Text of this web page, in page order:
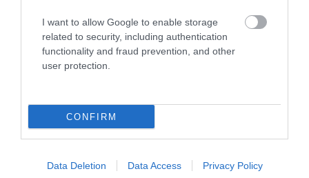
I want to allow Google to enable storage
related to security, including authentication
functionality and fraud prevention, and other
user protection.
CONFIRM
Data Deletion Data Access Privacy Policy
προστατεύει από το Αλτχάιμερ